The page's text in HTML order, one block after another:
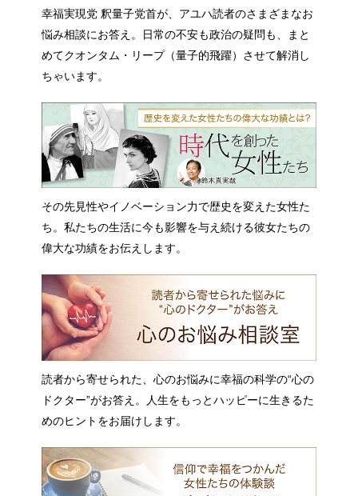
幸福実現党 釈量子党首が、アユハ読者のさまざまなお
悩み相談にお答え。日常の不安も政治の疑問も、まと
めてクオンタム・リープ（量子的飛躍）させて解消し
ちゃいます。
その先見性やイノベーション力で歴史を変えた女性た
ち。私たちの生活に今も影響を与え続ける彼女たちの
偉大な功績をお伝えします。
読者から寄せられた、心のお悩みに幸福の科学の“心の
ドクター”がお答え。人生をもっとハッピーに生きるた
めのヒントをお届けします。